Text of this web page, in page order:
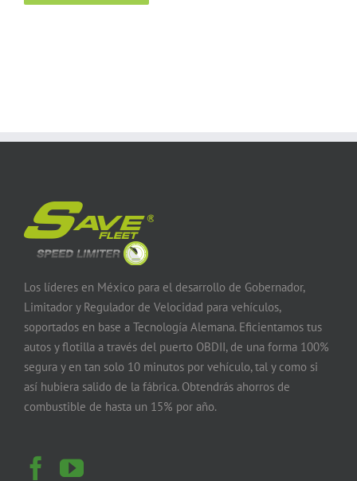
Los líderes en México para el desarrollo de Gobernador,
Limitador y Regulador de Velocidad para vehículos,
soportados en base a Tecnología Alemana. Eficientamos tus
autos y flotilla a través del puerto OBDII, de una forma 100%
segura y en tan solo 10 minutos por vehículo, tal y como si
así hubiera salido de la fábrica. Obtendrás ahorros de
combustible de hasta un 15% por año.